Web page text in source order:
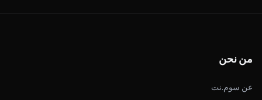
من نحن
عن سوم.نت